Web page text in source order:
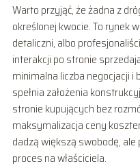
Warto przyjąć, że żadna z
określonej kwocie. To rynek
detaliczni, albo
interakcji po stronie
minimalna liczba negocjacji i
spełnia założenia
stronie kupujących bez
maksymalizacja ceny
dadzą większą swobodę, ale
proces na właściciela.